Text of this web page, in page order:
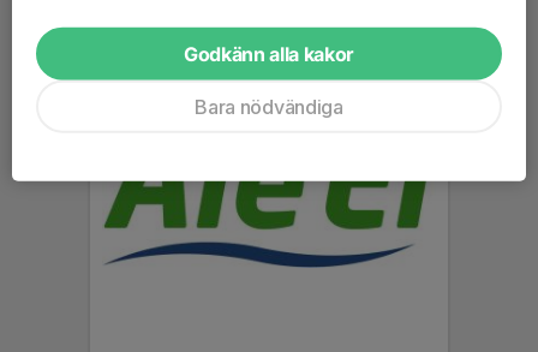
Godkänn alla kakor
Bara nödvändiga